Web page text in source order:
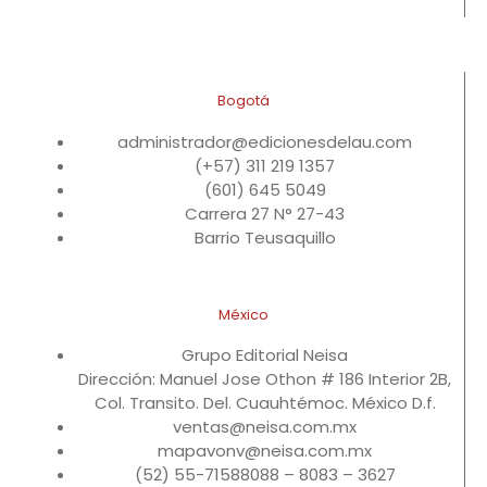
Bogotá
administrador@edicionesdelau.com
(+57) 311 219 1357
(601) 645 5049
Carrera 27 N° 27-43
Barrio Teusaquillo
México
Grupo Editorial Neisa
Dirección: Manuel Jose Othon # 186 Interior 2B,
Col. Transito. Del. Cuauhtémoc. México D.f.
ventas@neisa.com.mx
mapavonv@neisa.com.mx
(52) 55-71588088 – 8083 – 3627